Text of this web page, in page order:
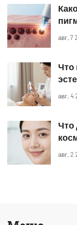
и IPL
авг, 7
Что
и
авг, 4
Что
авг, 2